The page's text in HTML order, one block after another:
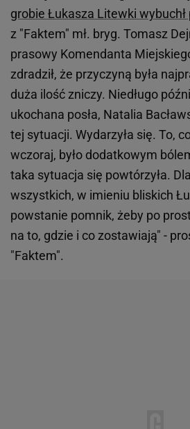
grobie Łukasza Litewki wybuchł
z "Faktem" mł. bryg. Tomasz
prasowy Komendanta
zdradził, że przyczyną była
duża ilość zniczy. Niedługo
ukochana posła, Natalia
tej sytuacji. Wydarzyła się. To,
wczoraj, było dodatkowym
taka sytuacja się powtórzyła.
wszystkich, w imieniu bliskich
powstanie pomnik, żeby po
na to, gdzie i co zostawiają" -
"Faktem".